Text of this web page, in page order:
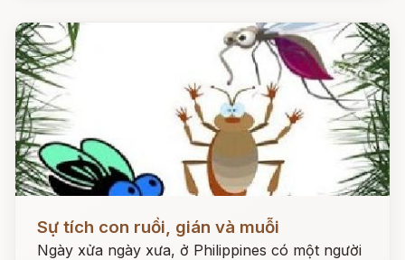
Sự tích con ruồi, gián và muỗi
Ngày xửa ngày xưa, ở Philippines có một người